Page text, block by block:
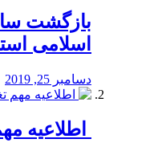
بازگشت
اسلامی
دسامبر 25, 2019
اطلاعیه